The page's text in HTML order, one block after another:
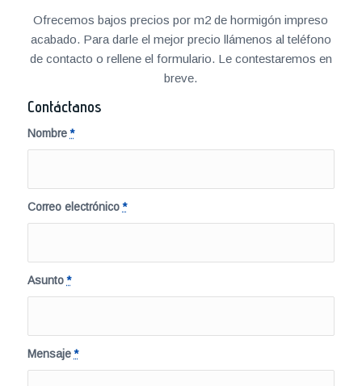
Ofrecemos bajos precios por m2 de hormigón impreso
acabado. Para darle el mejor precio llámenos al teléfono
de contacto o rellene el formulario. Le contestaremos en
breve.
Contáctanos
Nombre*
Correo electrónico*
Asunto*
Mensaje*